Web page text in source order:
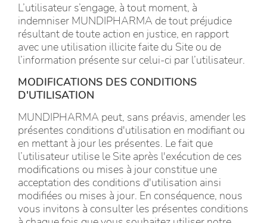
L’utilisateur s’engage, à tout moment, à
indemniser MUNDIPHARMA de tout préjudice
résultant de toute action en justice, en rapport
avec une utilisation illicite faite du Site ou de
l’information présente sur celui-ci par l’utilisateur.
MODIFICATIONS DES CONDITIONS
D'UTILISATION
MUNDIPHARMA peut, sans préavis, amender les
présentes conditions d'utilisation en modifiant ou
en mettant à jour les présentes. Le fait que
l’utilisateur utilise le Site après l'exécution de ces
modifications ou mises à jour constitue une
acceptation des conditions d'utilisation ainsi
modifiées ou mises à jour. En conséquence, nous
vous invitons à consulter les présentes conditions